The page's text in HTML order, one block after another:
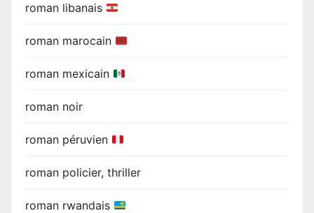
roman libanais
roman marocain
roman mexicain
roman noir
roman péruvien
roman policier, thriller
roman rwandais